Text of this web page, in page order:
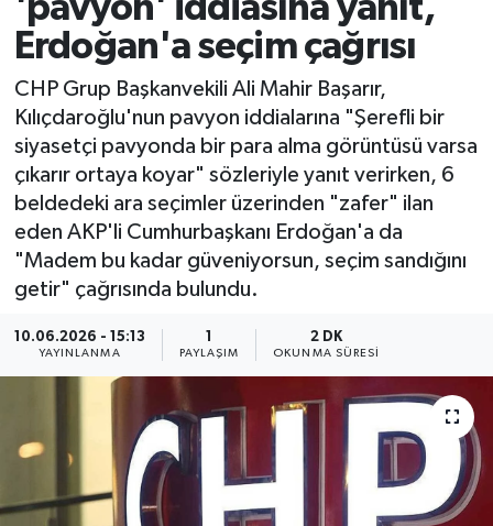
'pavyon' iddiasına yanıt,
Erdoğan'a seçim çağrısı
CHP Grup Başkanvekili Ali Mahir Başarır,
Kılıçdaroğlu'nun pavyon iddialarına "Şerefli bir
siyasetçi pavyonda bir para alma görüntüsü varsa
çıkarır ortaya koyar" sözleriyle yanıt verirken, 6
beldedeki ara seçimler üzerinden "zafer" ilan
eden AKP'li Cumhurbaşkanı Erdoğan'a da
"Madem bu kadar güveniyorsun, seçim sandığını
getir" çağrısında bulundu.
10.06.2026 - 15:13
YAYINLANMA
1
PAYLAŞIM
2 DK
OKUNMA SÜRESI